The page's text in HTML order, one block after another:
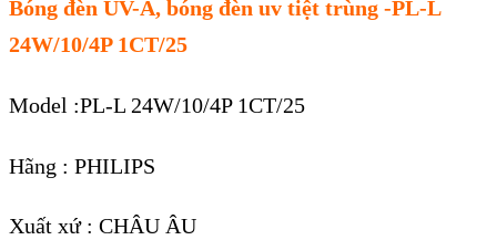
Bóng đèn UV-A, bóng đèn uv tiệt trùng -PL-L
24W/10/4P 1CT/25
Model :PL-L 24W/10/4P 1CT/25
Hãng : PHILIPS
Xuất xứ : CHÂU ÂU